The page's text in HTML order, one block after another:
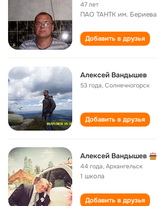
47 лет
ПАО ТАНТК им. Бериева
Добавить в друзья
Алексей Вандышев
53 года,Солнечногорск
Добавить в друзья
Алексей Вандышев
44 года,Архангельск
1 школа
Добавить в друзья